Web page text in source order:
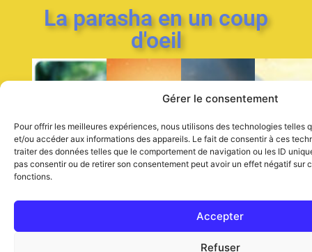
Gérer le consentement
Pour offrir les meilleures expériences, nous utilisons des technologies telles
et/ou accéder aux informations des appareils. Le fait de consentir à ces
traiter des données telles que le comportement de navigation ou les ID
pas consentir ou de retirer son consentement peut avoir un effet négatif sur
fonctions.
Accepter
Refuser
La parasha en un coup
d'oeil
Parasha
du
Shemot
Parasha
du
livre
Vayiqra
Parasha
du
livredu
du